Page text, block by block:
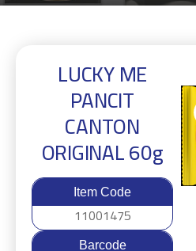
LUCKY ME
PANCIT
CANTON
ORIGINAL 60g
Item Code
11001475
Barcode